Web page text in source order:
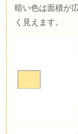
暗い色は面積が
く見えます。